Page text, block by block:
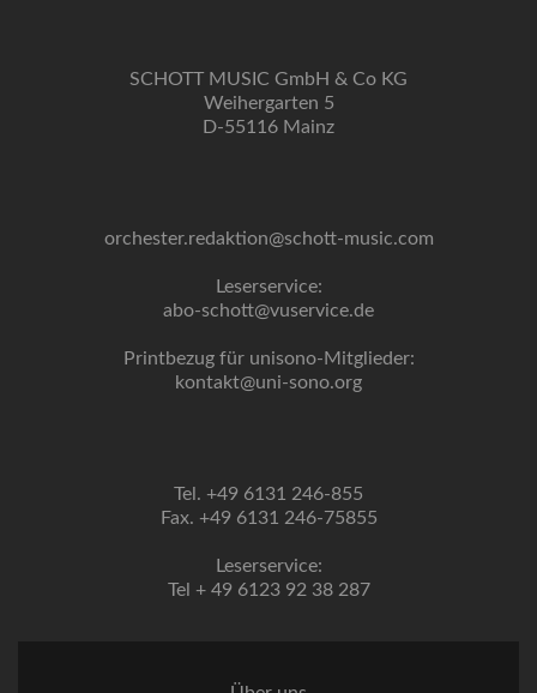
SCHOTT MUSIC GmbH & Co KG
Weihergarten 5
D-55116 Mainz
orchester.redaktion@schott-music.com
Leserservice:
abo-schott@vuservice.de
Printbezug für unisono-Mitglieder:
kontakt@uni-sono.org
Tel. +49 6131 246-855
Fax. +49 6131 246-75855
Leserservice:
Tel + 49 6123 92 38 287